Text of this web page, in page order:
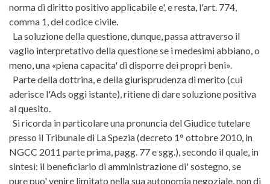
norma di diritto positivo applicabile e', e resta, l'art. 774,
comma 1, del codice civile.
La soluzione della questione, dunque, passa attraverso il
vaglio interpretativo della questione se i medesimi abbiano, o
meno, una «piena capacita' di disporre dei propri beni».
Parte della dottrina, e della giurisprudenza di merito (cui
aderisce l'Ads oggi istante), ritiene di dare soluzione positiva
al quesito.
Si ricorda in particolare una pronuncia del Giudice tutelare
presso il Tribunale di La Spezia (decreto 1° ottobre 2010, in
NGCC 2011 parte prima, pagg. 77 e sgg.), secondo il quale, in
sintesi: il beneficiario di amministrazione di' sostegno, se
pure puo' venire limitato nella sua autonomia negoziale, non di